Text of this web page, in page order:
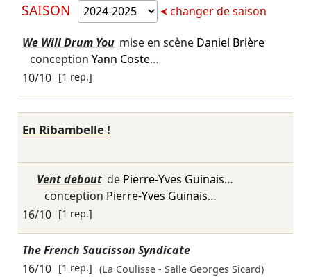
SAISON changer de saison
We Will Drum You mise en scène Daniel Brière
conception Yann Coste…
10/10 [1 rep.]
En Ribambelle !
Vent debout de Pierre-Yves Guinais…
conception Pierre-Yves Guinais…
16/10 [1 rep.]
The French Saucisson Syndicate
16/10 [1 rep.] (La Coulisse - Salle Georges Sicard)